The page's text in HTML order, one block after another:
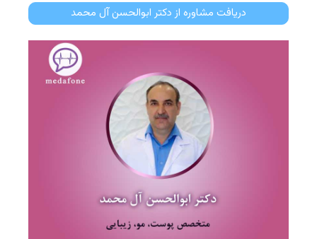
دریافت مشاوره از دکتر ابوالحسن آل محمد